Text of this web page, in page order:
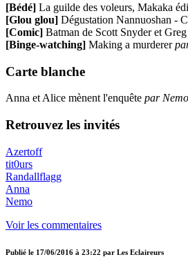
[Bédé] La guilde des voleurs, Makaka
[Glou glou] Dégustation Nannuoshan -
[Comic] Batman de Scott Snyder et
[Binge-watching] Making a murderer
Carte blanche
Anna et Alice mènent l'enquête par Nemo
Retrouvez les invités
Azertoff
tit0urs
Randallflagg
Anna
Nemo
Voir les commentaires
Publié le 17/06/2016 à 23:22 par Les Eclaireurs